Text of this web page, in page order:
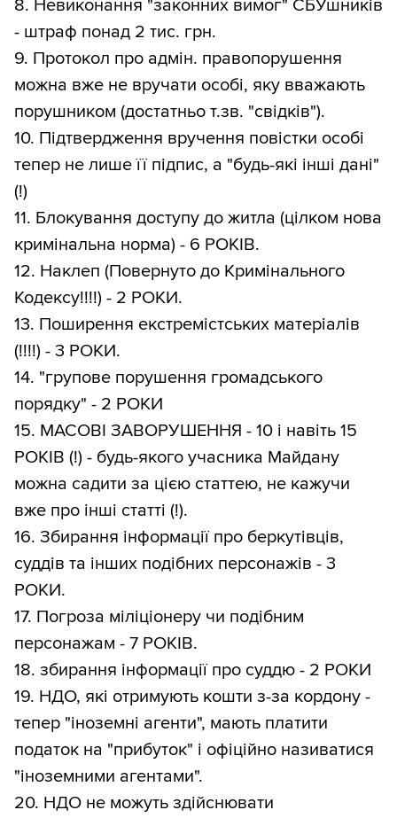
8. Невиконання "законних вимог" СБУшників
- штраф понад 2 тис. грн.
9. Протокол про адмін. правопорушення
можна вже не вручати особі, яку вважають
порушником (достатньо т.зв. "свідків").
10. Підтвердження вручення повістки особі
тепер не лише її підпис, а "будь-які інші дані"
(!)
11. Блокування доступу до житла (цілком нова
кримінальна норма) - 6 РОКІВ.
12. Наклеп (Повернуто до Кримінального
Кодексу!!!!) - 2 РОКИ.
13. Поширення екстремістських матеріалів
(!!!!) - 3 РОКИ.
14. "групове порушення громадського
порядку" - 2 РОКИ
15. МАСОВІ ЗАВОРУШЕННЯ - 10 і навіть 15
РОКІВ (!) - будь-якого учасника Майдану
можна садити за цією статтею, не кажучи
вже про інші статті (!).
16. Збирання інформації про беркутівців,
суддів та інших подібних персонажів - 3
РОКИ.
17. Погроза міліціонеру чи подібним
персонажам - 7 РОКІВ.
18. збирання інформації про суддю - 2 РОКИ
19. НДО, які отримують кошти з-за кордону -
тепер "іноземні агенти", мають платити
податок на "прибуток" і офіційно називатися
"іноземними агентами".
20. НДО не можуть здійснювати